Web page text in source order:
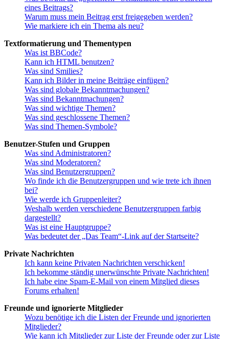
eines Beitrags?
Warum muss mein Beitrag erst freigegeben werden?
Wie markiere ich ein Thema als neu?
Textformatierung und Thementypen
Was ist BBCode?
Kann ich HTML benutzen?
Was sind Smilies?
Kann ich Bilder in meine Beiträge einfügen?
Was sind globale Bekanntmachungen?
Was sind Bekanntmachungen?
Was sind wichtige Themen?
Was sind geschlossene Themen?
Was sind Themen-Symbole?
Benutzer-Stufen und Gruppen
Was sind Administratoren?
Was sind Moderatoren?
Was sind Benutzergruppen?
Wo finde ich die Benutzergruppen und wie trete ich ihnen
bei?
Wie werde ich Gruppenleiter?
Weshalb werden verschiedene Benutzergruppen farbig
dargestellt?
Was ist eine Hauptgruppe?
Was bedeutet der „Das Team“-Link auf der Startseite?
Private Nachrichten
Ich kann keine Privaten Nachrichten verschicken!
Ich bekomme ständig unerwünschte Private Nachrichten!
Ich habe eine Spam-E-Mail von einem Mitglied dieses
Forums erhalten!
Freunde und ignorierte Mitglieder
Wozu benötige ich die Listen der Freunde und ignorierten
Mitglieder?
Wie kann ich Mitglieder zur Liste der Freunde oder zur Liste